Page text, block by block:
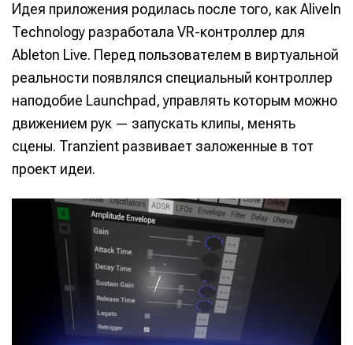
Идея приложения родилась после того, как AliveIn
Technology разработала VR-контроллер для
Ableton Live. Перед пользователем в виртуальной
реальности появлялся специальный контроллер
наподобие Launchpad, управлять которым можно
движением рук — запускать клипы, менять
сцены. Tranzient развивает заложенные в тот
проект идеи.